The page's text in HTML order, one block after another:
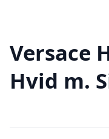
Versace
Hvid m.